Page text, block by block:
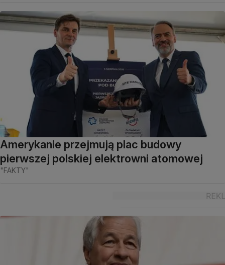
Amerykanie przejmują plac budowy
pierwszej polskiej elektrowni atomowej
"FAKTY"